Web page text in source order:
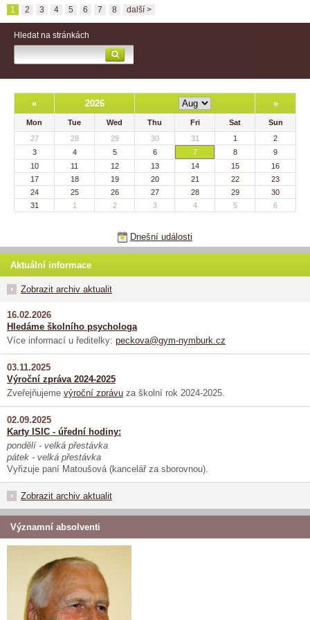
1 2 3 4 5 6 7 8 další >
Hledat na stránkách
« 2026 »
Mon Tue Wed Thu Fri Sat
Sun
27
28 29 30 31 1
2
3
4 5 6 7 8
9
10
11 12 13 14 15
16
17
18 19 20 21 22
23
24
25 26 27 28 29
30
31
1 2 3 4 5 6
Dnešní události
Aktuální informace
Zobrazit archiv aktualit
16.02.2026
Hledáme školního psychologa
Více informací u ředitelky: peckova@gym-nymburk.cz
03.11.2025
Výroční zpráva 2024-2025
Zveřejňujeme výroční zprávu za školní rok 2024-2025.
02.09.2025
Karty ISIC - úřední hodiny:
pondělí - velká přestávka
pátek - velká přestávka
Vyřizuje paní Matoušová (kancelář za sborovnou).
Zobrazit archiv aktualit
Významní absolventi